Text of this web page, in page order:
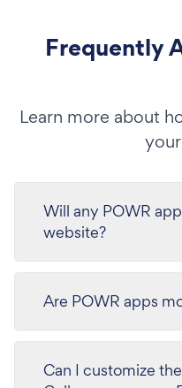
Frequently
Learn more about
Will any POWR
website?
Are POWR apps
Can I customize